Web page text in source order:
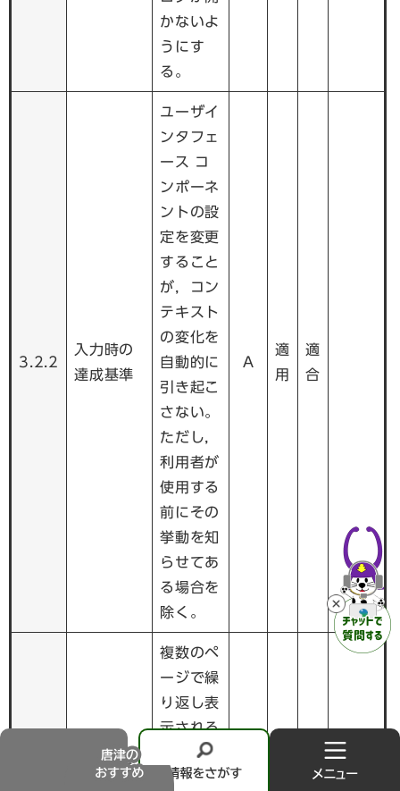
情
かないよ
うにす
る。
3.2.2
入力時の
達成基準
ユーザイ
ンタフェ
ース コ
ンポーネ
ントの設
定を変更
すること
が，コン
テキスト
の変化を
自動的に
引き起こ
さない。
ただし，
利用者が
使用する
前にその
挙動を知
らせてあ
る場合を
除く。
A
適
用
適
合
一貫した
複数のペ
ージで繰
り返し表
示される
メニュー
などのナ